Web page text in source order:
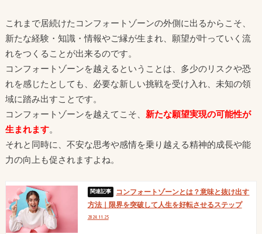
これまで居続けたコンフォートゾーンの外側に出るからこそ、
新たな経験・知識・情報やご縁が生まれ、願望が叶っていく流
れをつくることが出来るのです。
コンフォートゾーンを越えるということは、多少のリスクや恐
れを感じたとしても、必要な新しい挑戦を受け入れ、未知の領
域に踏み出すことです。
コンフォートゾーンを越えてこそ、 新たな願望実現の可能性が
生まれます。
それと同時に、不安な思考や感情を乗り越える精神的成長や能
力の向上も促されますよね。
コンフォートゾーンとは？意味と抜け出す
方法｜限界を突破して人生を好転させるステップ
2024.11.25